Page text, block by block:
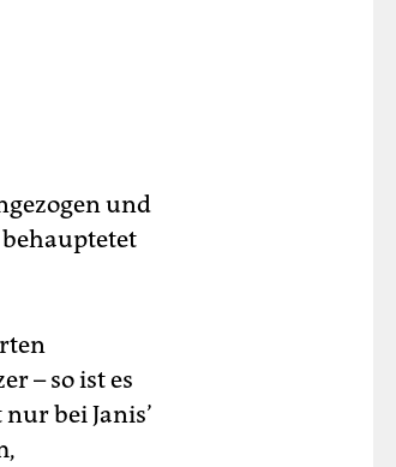
und
– so ist es
bei Janis’